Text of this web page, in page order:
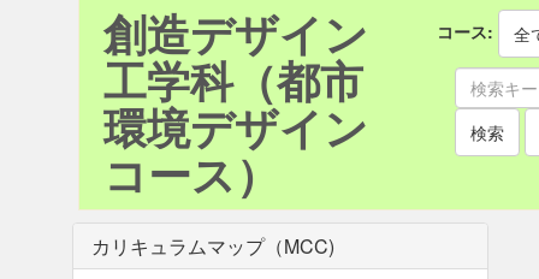
創造デザイン
工学科（都市
環境デザイン
コース）
コース: 全
検索
カリキュラムマップ（MCC)